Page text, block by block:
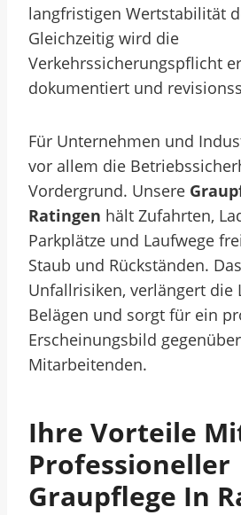
langfristigen Wertstabilität
Gleichzeitig wird die
Verkehrssicherungspflicht
dokumentiert und
Für Unternehmen und
vor allem die
Vordergrund. Unsere
Ratingen hält Zufahrten,
Parkplätze und Laufwege
Staub und Rückständen.
Unfallrisiken, verlängert die
Belägen und sorgt für ein
Erscheinungsbild
Mitarbeitenden.
Ihre Vorteile
Professioneller
Graupflege In